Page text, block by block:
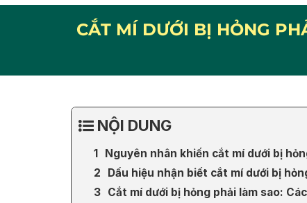
CẮT MÍ DƯỚI BỊ HỎNG
NỘI DUNG
Nguyên nhân khiến cắt mí dưới bị
Dấu hiệu nhận biết cắt mí dưới bị
Cắt mí dưới bị hỏng phải làm sao: